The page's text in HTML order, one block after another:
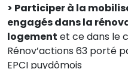
> Participer à la
engagés dans la
logement et ce dans le
Rénov’actions 63 porté
EPCI puydômois